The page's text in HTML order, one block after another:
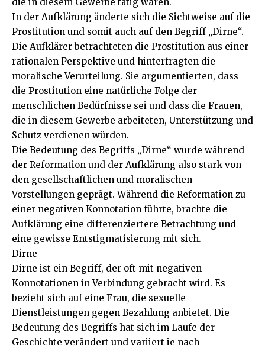
die in diesem Gewerbe tätig waren.
In der Aufklärung änderte sich die Sichtweise auf die
Prostitution und somit auch auf den Begriff „Dirne“.
Die Aufklärer betrachteten die Prostitution aus einer
rationalen Perspektive und hinterfragten die
moralische Verurteilung. Sie argumentierten, dass
die Prostitution eine natürliche Folge der
menschlichen Bedürfnisse sei und dass die Frauen,
die in diesem Gewerbe arbeiteten, Unterstützung und
Schutz verdienen würden.
Die Bedeutung des Begriffs „Dirne“ wurde während
der Reformation und der Aufklärung also stark von
den gesellschaftlichen und moralischen
Vorstellungen geprägt. Während die Reformation zu
einer negativen Konnotation führte, brachte die
Aufklärung eine differenziertere Betrachtung und
eine gewisse Entstigmatisierung mit sich.
Dirne
Dirne ist ein Begriff, der oft mit negativen
Konnotationen in Verbindung gebracht wird. Es
bezieht sich auf eine Frau, die sexuelle
Dienstleistungen gegen Bezahlung anbietet. Die
Bedeutung des Begriffs hat sich im Laufe der
Geschichte verändert und variiert je nach